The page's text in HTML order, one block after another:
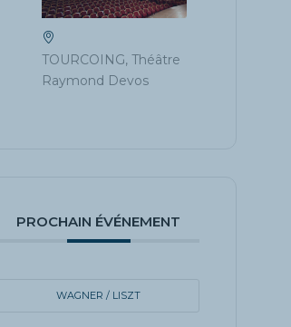
TOURCOING, Théâtre
Raymond Devos
PROCHAIN ÉVÉNEMENT
WAGNER / LISZT